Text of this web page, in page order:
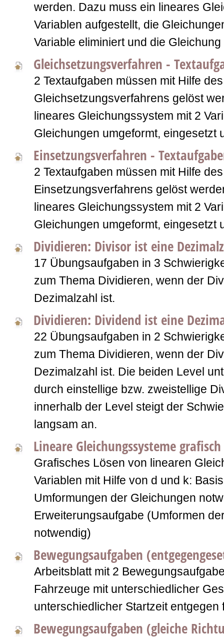
werden. Dazu muss ein lineares
Variablen aufgestellt, die
Variable eliminiert und die
Gleichsetzungsverfahren -
2 Textaufgaben müssen mit Hilfe des
Gleichsetzungsverfahrens gelöst
lineares Gleichungssystem mit 2
Gleichungen umgeformt, eingesetzt
Einsetzungsverfahren -
2 Textaufgaben müssen mit Hilfe des
Einsetzungsverfahrens gelöst
lineares Gleichungssystem mit 2
Gleichungen umgeformt, eingesetzt
Dividieren: Divisor ist eine
17 Übungsaufgaben in 3
zum Thema Dividieren, wenn der
Dezimalzahl ist.
Dividieren: Dividend ist eine
22 Übungsaufgaben in 2
zum Thema Dividieren, wenn der
Dezimalzahl ist. Die beiden Level
durch einstellige bzw. zweistellige
innerhalb der Level steigt der
langsam an.
Lineare Gleichungssysteme
Grafisches Lösen von linearen
Variablen mit Hilfe von d und k:
Umformungen der Gleichungen
Erweiterungsaufgabe (Umformen
notwendig)
Bewegungsaufgaben
Arbeitsblatt mit 2
Fahrzeuge mit unterschiedlicher
unterschiedlicher Startzeit entgegen
Bewegungsaufgaben (gleiche